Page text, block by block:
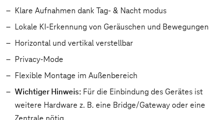
Klare Aufnahmen dank Tag- & Nacht modus
Lokale KI-Erkennung von Geräuschen und Bewegungen
Horizontal und vertikal verstellbar
Privacy-Mode
Flexible Montage im Außenbereich
Wichtiger Hinweis: Für die Einbindung des Gerätes ist
weitere Hardware z. B. eine Bridge/Gateway oder eine